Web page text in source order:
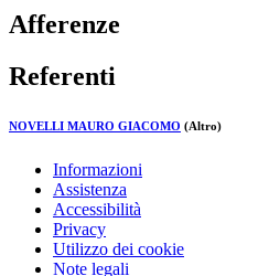
Afferenze
Referenti
NOVELLI MAURO GIACOMO (Altro)
Informazioni
Assistenza
Accessibilità
Privacy
Utilizzo dei cookie
Note legali